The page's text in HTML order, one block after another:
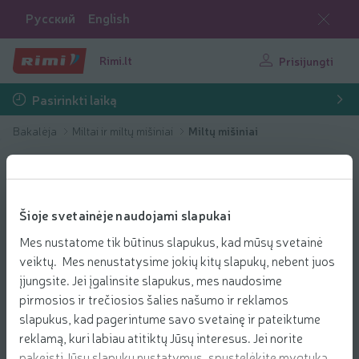
Šioje svetainėje naudojami slapukai
Mes nustatome tik būtinus slapukus, kad mūsų svetainė
veiktų. Mes nenustatysime jokių kitų slapukų, nebent juos
įjungsite. Jei įgalinsite slapukus, mes naudosime
pirmosios ir trečiosios šalies našumo ir reklamos
slapukus, kad pagerintume savo svetainę ir pateiktume
reklamą, kuri labiau atitiktų Jūsų interesus. Jei norite
Русский English
Rimi.lt Prisijungti
Pasirinkti laiką
Bakalėja Miltai ir miltų mišiniai Miltų mišiniai